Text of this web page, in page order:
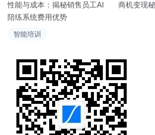
智能培训
章
导
性能与成本：揭秘销售员工AI
陪练系统费用优势
商机变现